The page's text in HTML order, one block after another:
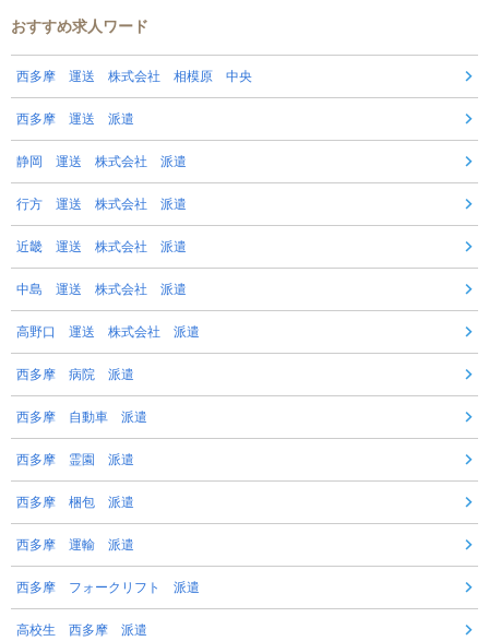
おすすめ求人ワード
西多摩 運送 株式会社 相模原 中央
西多摩 運送 派遣
静岡 運送 株式会社 派遣
行方 運送 株式会社 派遣
近畿 運送 株式会社 派遣
中島 運送 株式会社 派遣
高野口 運送 株式会社 派遣
西多摩 病院 派遣
西多摩 自動車 派遣
西多摩 霊園 派遣
西多摩 梱包 派遣
西多摩 運輸 派遣
西多摩 フォークリフト 派遣
高校生 西多摩 派遣